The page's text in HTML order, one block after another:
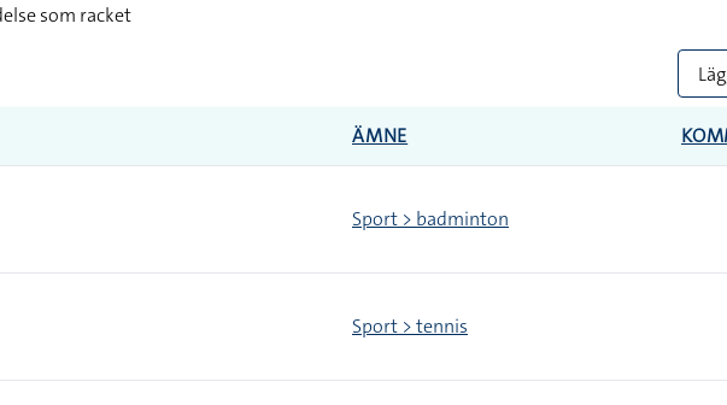
som racket
ÄMNE
Sport > badminton
Sport > tennis